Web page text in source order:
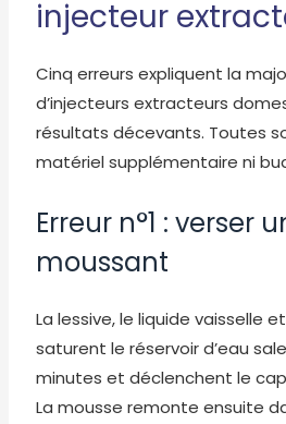
injecteur
Cinq erreurs expliquent la
d’injecteurs extracteurs
résultats décevants. Toutes
matériel supplémentaire ni
Erreur n°1 : verser
moussant
La lessive, le liquide vaisselle
saturent le réservoir d’eau
minutes et déclenchent le
La mousse remonte ensuite